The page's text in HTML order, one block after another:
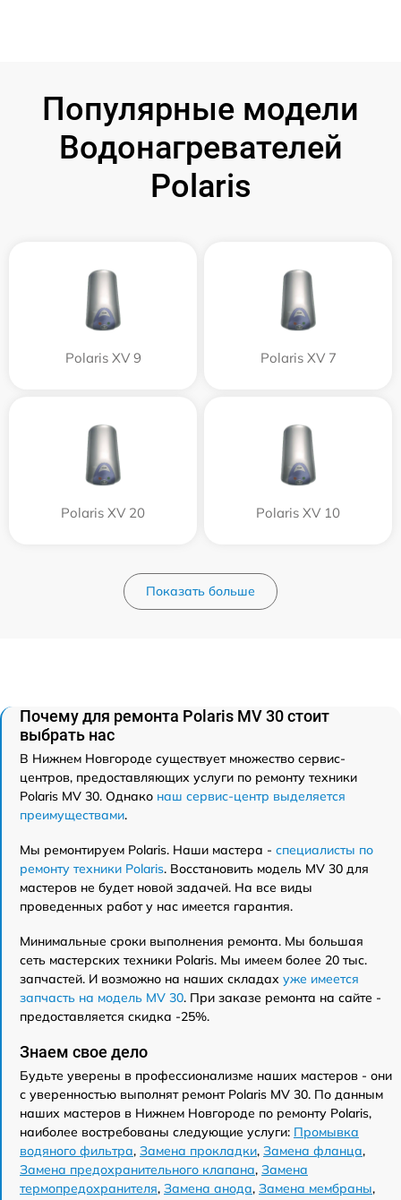
Популярные модели
Водонагревателей
Polaris
Polaris XV 9 Polaris XV 7
Polaris XV 20 Polaris XV 10
Показать больше
Почему для ремонта Polaris MV 30 стоит
выбрать нас
В Нижнем Новгороде существует множество сервис-
центров, предоставляющих услуги по ремонту техники
Polaris MV 30. Однако наш сервис-центр выделяется
преимуществами.
Мы ремонтируем Polaris. Наши мастера - специалисты по
ремонту техники Polaris. Восстановить модель MV 30 для
мастеров не будет новой задачей. На все виды
проведенных работ у нас имеется гарантия.
Минимальные сроки выполнения ремонта. Мы большая
сеть мастерских техники Polaris. Мы имеем более 20 тыс.
запчастей. И возможно на наших складах уже имеется
запчасть на модель MV 30. При заказе ремонта на сайте -
предоставляется скидка -25%.
Знаем свое дело
Будьте уверены в профессионализме наших мастеров - они
с уверенностью выполнят ремонт Polaris MV 30. По данным
наших мастеров в Нижнем Новгороде по ремонту Polaris,
наиболее востребованы следующие услуги: Промывка
водяного фильтра, Замена прокладки, Замена фланца,
Замена предохранительного клапана, Замена
термопредохранителя, Замена анода, Замена мембраны,